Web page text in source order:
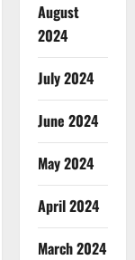
August
2024
July 2024
June 2024
May 2024
April 2024
March 2024